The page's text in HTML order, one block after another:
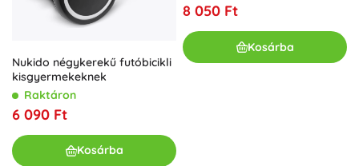
Nukido négykerekű futóbicikli
kisgyermekeknek
Raktáron
6 090 Ft
Kosárba
8 050 Ft
Kosárba